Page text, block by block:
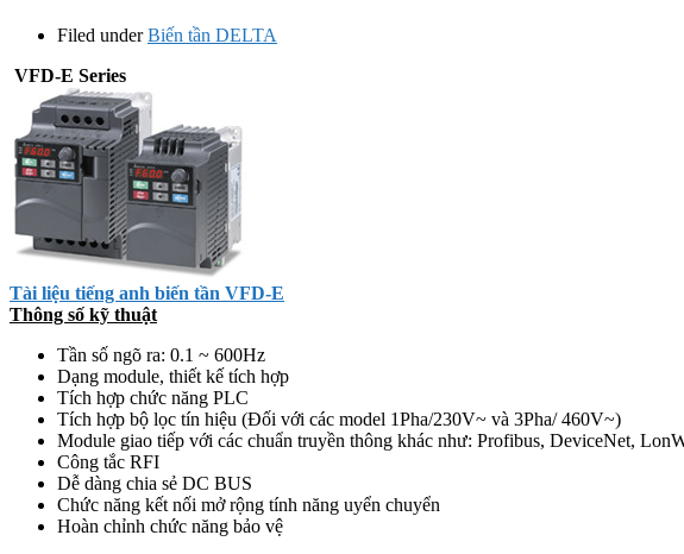
Filed underBiến tần DELTA
VFD-E Series
Tài liệu tiếng anh biến tần VFD-E
Thông số kỹ thuật
Tần số ngõ ra: 0.1 ~ 600Hz
Dạng module, thiết kế tích hợp
Tích hợp chức năng PLC
Tích hợp bộ lọc tín hiệu (Đối với các model 1Pha/230V~ và 3Pha/ 460V~)
Module giao tiếp với các chuẩn truyền thông khác như: Profibus, DeviceNet,
Công tắc RFI
Dễ dàng chia sẻ DC BUS
Chức năng kết nối mở rộng tính năng uyển chuyển
Hoàn chỉnh chức năng bảo vệ